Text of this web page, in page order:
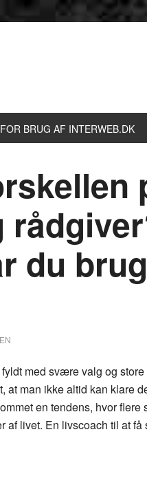
BRUG AF INTERWEB.DK
du
med svære valg og
at man ikke altid kan klare
en tendens, hvor
af livet. En livscoach til at